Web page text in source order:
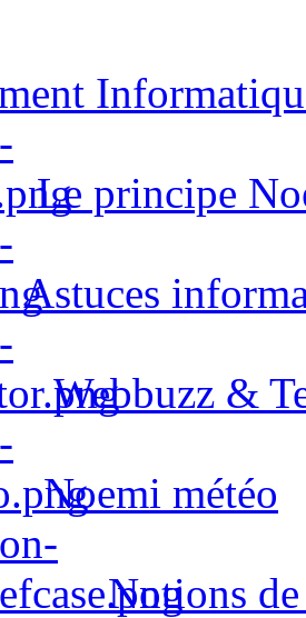
Le principe
Astuces
Webbuzz &
Noemi météo
Notions